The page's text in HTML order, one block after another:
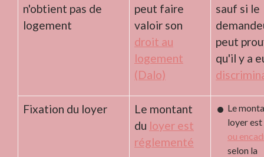
n'obtient pas de
logement
peut faire
valoir son
droit au
logement
(Dalo)
sauf si le
peut
qu'il y a
Fixation du loyer
Le montant
du loyer est
réglementé
Le
loyer est
ou
selon la